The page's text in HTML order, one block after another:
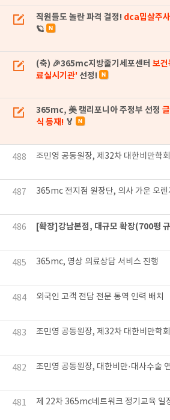
직원들도 놀란 파격 결정! dca밉살주
🪐
(축) 🎉365mc지방줄기세포센터 보건
료실시기관' 선정!
365mc, 美 캘리포니아 주정부 선정
식 등재! 🏅
488 조민영 공동원장, 제32차 대한비만학
487 365mc 전지점 원장단, 의사 가운 오렌
486 [확장]강남본점, 대규모 확장(700평
485 365mc, 영상 의료상담 서비스 진행
484 외국인 고객 전담 전문 통역 인력 배치
483 조민영 공동원장, 제32차 대한비만학
482 조민영 공동원장, 대한비만·대사수술
481 제 22차 365mc네트워크 정기교육 일